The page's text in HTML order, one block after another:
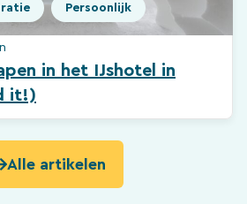
Persoonlijk
in het IJshotel in
it!)
Alle artikelen